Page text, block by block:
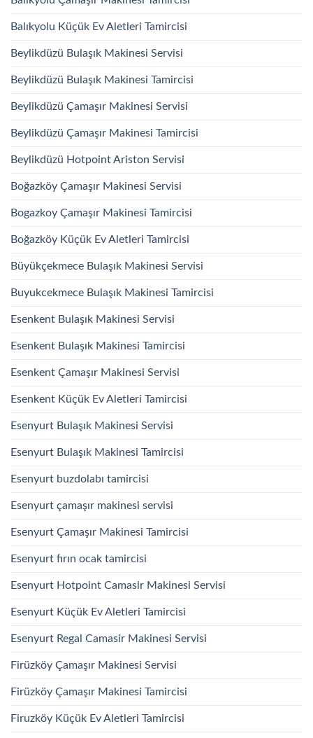
Balıkyolu Küçük Ev Aletleri Tamircisi
Beylikdüzü Bulaşık Makinesi Servisi
Beylikdüzü Bulaşık Makinesi Tamircisi
Beylikdüzü Çamaşır Makinesi Servisi
Beylikdüzü Çamaşır Makinesi Tamircisi
Beylikdüzü Hotpoint Ariston Servisi
Boğazköy Çamaşır Makinesi Servisi
Bogazkoy Çamaşır Makinesi Tamircisi
Boğazköy Küçük Ev Aletleri Tamircisi
Büyükçekmece Bulaşık Makinesi Servisi
Buyukcekmece Bulaşık Makinesi Tamircisi
Esenkent Bulaşık Makinesi Servisi
Esenkent Bulaşık Makinesi Tamircisi
Esenkent Çamaşır Makinesi Servisi
Esenkent Küçük Ev Aletleri Tamircisi
Esenyurt Bulaşık Makinesi Servisi
Esenyurt Bulaşık Makinesi Tamircisi
Esenyurt buzdolabı tamircisi
Esenyurt çamaşır makinesi servisi
Esenyurt Çamaşır Makinesi Tamircisi
Esenyurt fırın ocak tamircisi
Esenyurt Hotpoint Camasir Makinesi Servisi
Esenyurt Küçük Ev Aletleri Tamircisi
Esenyurt Regal Camasir Makinesi Servisi
Firüzköy Çamaşır Makinesi Servisi
Firüzköy Çamaşır Makinesi Tamircisi
Firuzköy Küçük Ev Aletleri Tamircisi